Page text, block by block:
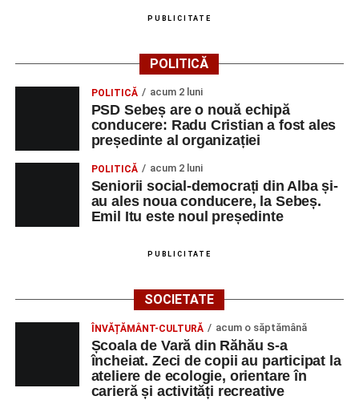
PUBLICITATE
POLITICĂ
POLITICĂ acum 2 luni
PSD Sebeș are o nouă echipă
conducere: Radu Cristian a fost ales
președinte al organizației
POLITICĂ acum 2 luni
Seniorii social-democrați din Alba și-
au ales noua conducere, la Sebeș.
Emil Itu este noul președinte
PUBLICITATE
SOCIETATE
ÎNVĂȚĂMÂNT-CULTURĂ acum o săptămână
Școala de Vară din Răhău s-a
încheiat. Zeci de copii au participat la
ateliere de ecologie, orientare în
carieră și activități recreative